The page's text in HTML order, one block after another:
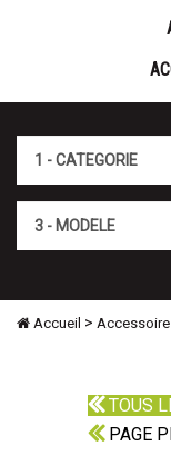
Accueil >
TOUS
PAGE